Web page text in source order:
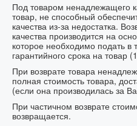
Под товаром ненадлежащего
товар, не способный
качества из-за недостатка.
качества производится на
которое необходимо подать в
гарантийного срока на товар
При возврате товара
полная стоимость товара,
(если она производилась за
При частичном возврате
возвращается.